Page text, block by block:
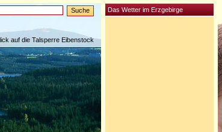
auf die Talsperre Eibenstock
Das Wetter im Erzgebirge